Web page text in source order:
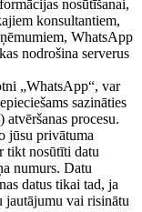
nosūtīšanai,
konsultantiem,
WhatsApp
nodrošina serverus
„WhatsApp“, var
sazināties
procesu.
jūsu privātuma
tikt nosūtīti datu
numurs. Datu
datus tikai tad, ja
jautājumu vai risinātu